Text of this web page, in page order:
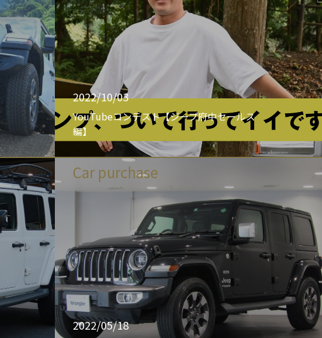
2022/10/03
YouTubeコンテスト【ジープ府中セールス
編】
Car purchase
2022/05/18